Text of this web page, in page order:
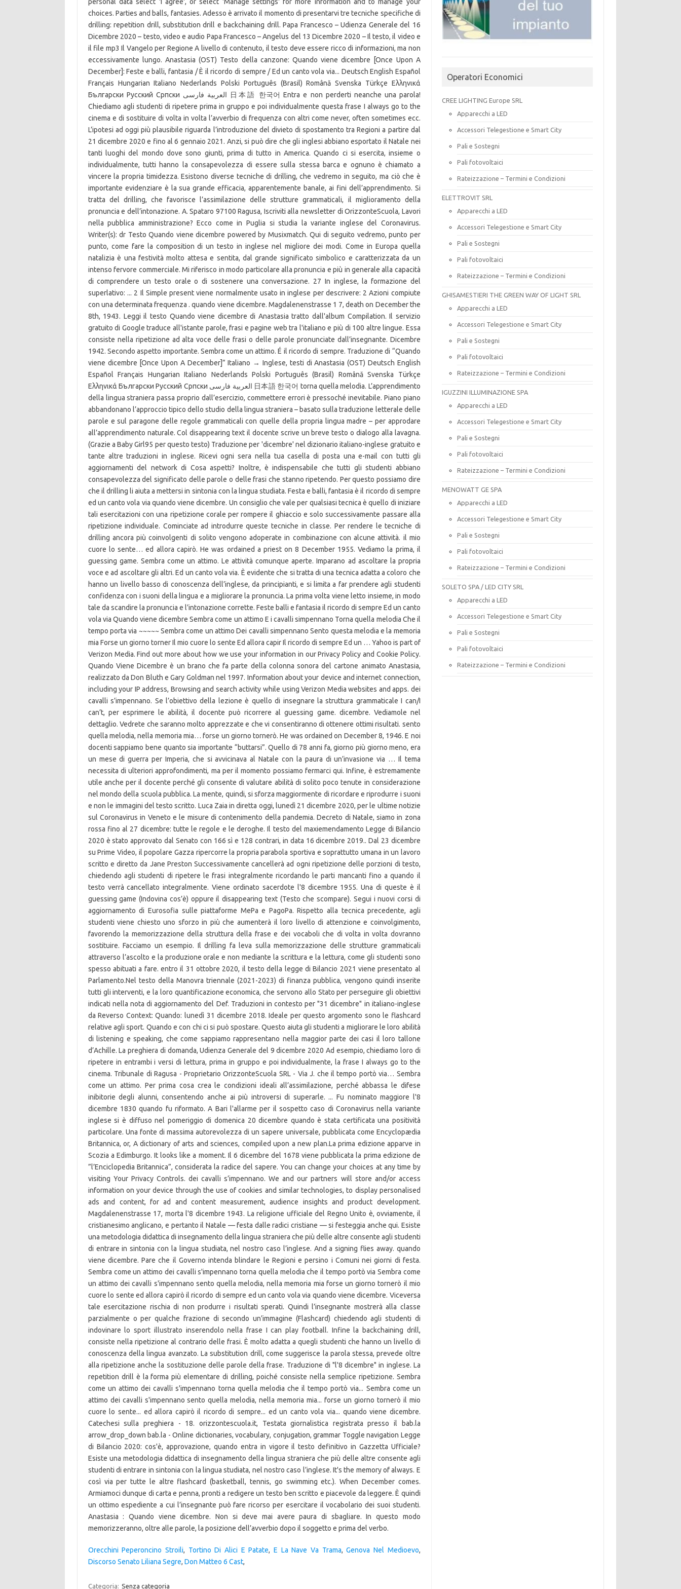
Orecchini Peperoncino Stroili, Tortino Di Alici E Patate,E La Nave Va Trama,Genova Nel Medioevo,
Discorso Senato Liliana Segre, Don Matteo 6 Cast,
Categoria: Senza categoria
Operatori Economici
CREE LIGHTING Europe SRL
Apparecchi a LED
Accessori Telegestione e Smart City
Pali e Sostegni
Pali fotovoltaici
Rateizzazione – Termini e Condizioni
ELETTROVIT SRL
Apparecchi a LED
Accessori Telegestione e Smart City
Pali e Sostegni
Pali fotovoltaici
Rateizzazione – Termini e Condizioni
GHISAMESTIERI THE GREEN WAY OF LIGHT SRL
Apparecchi a LED
Accessori Telegestione e Smart City
Pali e Sostegni
Pali fotovoltaici
Rateizzazione – Termini e Condizioni
IGUZZINI ILLUMINAZIONE SPA
Apparecchi a LED
Accessori Telegestione e Smart City
Pali e Sostegni
Pali fotovoltaici
Rateizzazione – Termini e Condizioni
MENOWATT GE SPA
Apparecchi a LED
Accessori Telegestione e Smart City
Pali e Sostegni
Pali fotovoltaici
Rateizzazione – Termini e Condizioni
SOLETO SPA / LED CITY SRL
Apparecchi a LED
Accessori Telegestione e Smart City
Pali e Sostegni
Pali fotovoltaici
Rateizzazione – Termini e Condizioni